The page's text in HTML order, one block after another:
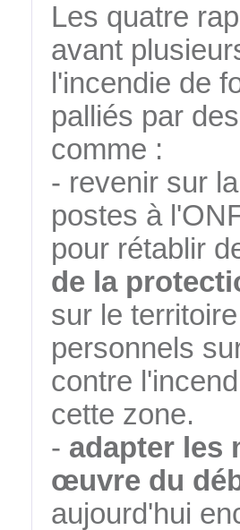
Les quatre
avant
l'incendie de
palliés par
comme :
- revenir sur
postes à
pour rétablir
de la
sur le
personnels
contre
cette zone.
- adapter les
œuvre du
aujourd'hui